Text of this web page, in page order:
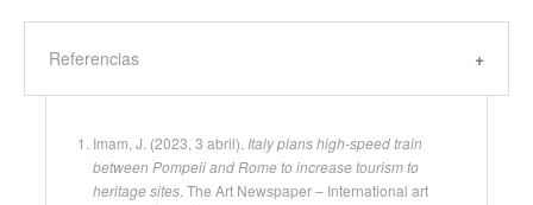
Referencias
Imam, J. (2023, 3 abril). Italy plans high-speed train
between Pompeii and Rome to increase tourism to
heritage sites . The Art Newspaper – International art